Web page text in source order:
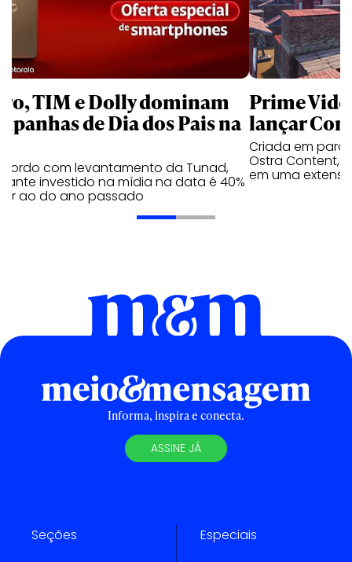
TIM e Dolly dominam
de Dia dos Pais na
com levantamento da Tunad,
investido na mídia na data é 40%
ao do ano passado
Prime
lançar
Criada em
Ostra Content,
em uma
Informa, inspira e conecta.
ASSINE JÁ
Seções Especiais